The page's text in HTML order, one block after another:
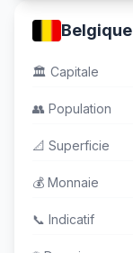
Belgique
🏛️ Capitale
👥 Population
📐 Superficie
💰 Monnaie
📞 Indicatif